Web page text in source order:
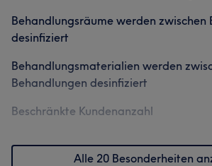
Behandlungsräume werden zwischen
desinfiziert
Behandlungsmaterialien werden
Behandlungen desinfiziert
Beschränkte Kundenanzahl
Alle 20 Besonderheiten